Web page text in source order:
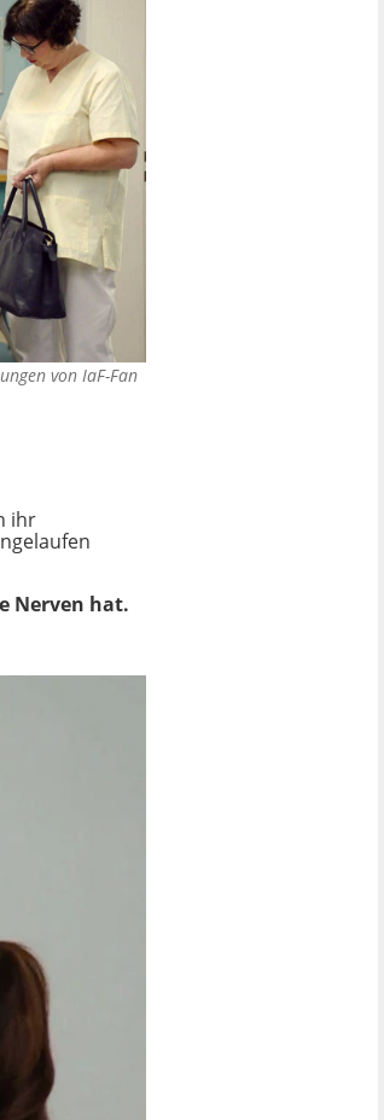
von IaF-Fan
ihr
Nerven hat.